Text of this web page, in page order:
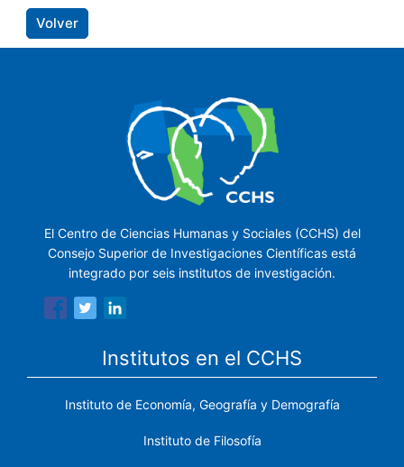
Volver
El Centro de Ciencias Humanas y Sociales (CCHS) del
Consejo Superior de Investigaciones Científicas está
integrado por seis institutos de investigación.
Institutos en el CCHS
Instituto de Economía, Geografía y Demografía
Instituto de Filosofía